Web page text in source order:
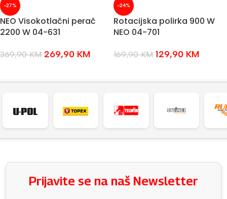
-27%
NEO Visokotlačni perač
2200 W 04-631
369,90KM 269,90 KM
-24%
Rotacijska polirka 900 W
NEO 04-701
169,90KM 129,90 KM
Prijavite se na naš Newsletter